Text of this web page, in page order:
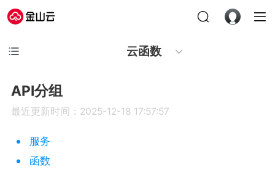
云函数
API分组
最近更新时间：2025-12-18 17:57:57
服务
函数